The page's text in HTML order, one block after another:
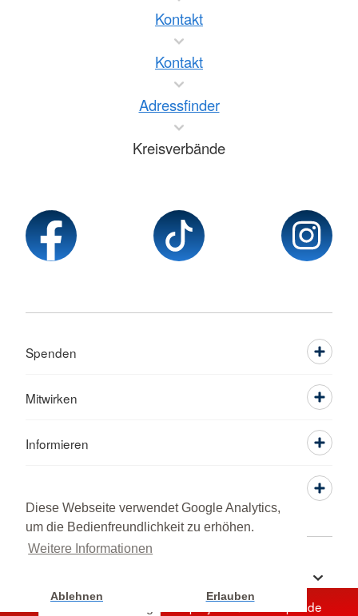
Diese Webseite verwendet Google Analytics,
um die Bedienfreundlichkeit zu erhöhen.
Weitere Informationen
Ablehnen Erlauben
Unterstützen Sie jetzt ein Hilfsprojekt mit Ihrer Spende
Kontakt
Kontakt
Adressfinder
Kreisverbände
Spenden
Mitwirken
Informieren